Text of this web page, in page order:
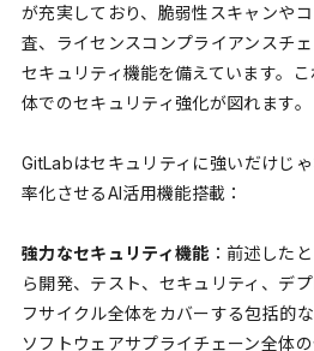
が充実しており、脆弱性スキャンや
査、ライセンスコンプライアンスチ
セキュリティ機能を備えています。
体でのセキュリティ強化が図れます。
GitLabはセキュリティに強いだけじ
率化させるAI活用機能搭載：
強力なセキュリティ機能：前述した
ら開発、テスト、セキュリティ、デ
フサイクル全体をカバーする包括的
ソフトウェアサプライチェーン全体